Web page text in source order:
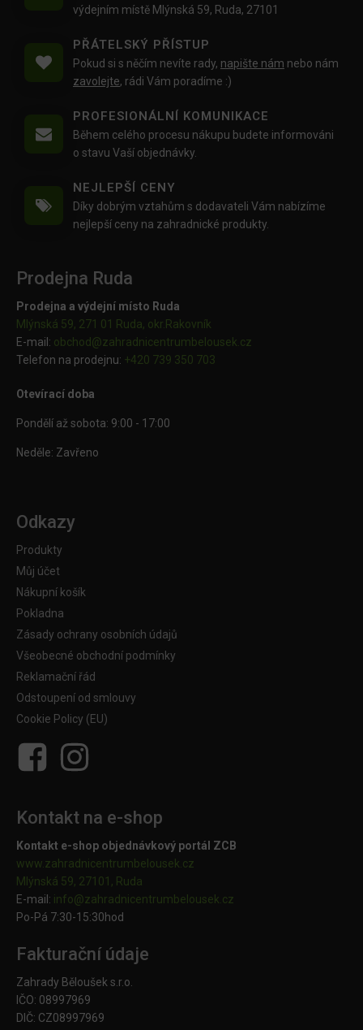
výdejním místě Mlýnská 59, Ruda, 27101
PŘÁTELSKÝ PŘÍSTUP
Pokud si s něčím nevíte rady, napište nám nebo nám
zavolejte, rádi Vám poradíme :)
PROFESIONÁLNÍ KOMUNIKACE
Během celého procesu nákupu budete informováni
o stavu Vaší objednávky.
NEJLEPŠÍ CENY
Díky dobrým vztahům s dodavateli Vám nabízíme
nejlepší ceny na zahradnické produkty.
Prodejna Ruda
Prodejna a výdejní místo Ruda
Mlýnská 59, 271 01 Ruda, okr.Rakovník
E-mail: obchod@zahradnicentrumbelousek.cz
Telefon na prodejnu: +420 739 350 703
Otevírací doba
Pondělí až sobota: 9:00 - 17:00
Neděle: Zavřeno
Odkazy
Produkty
Můj účet
Nákupní košík
Pokladna
Zásady ochrany osobních údajů
Všeobecné obchodní podmínky
Reklamační řád
Odstoupení od smlouvy
Cookie Policy (EU)
Kontakt na e-shop
Kontakt e-shop objednávkový portál ZCB
www.zahradnicentrumbelousek.cz
Mlýnská 59, 27101, Ruda
E-mail: info@zahradnicentrumbelousek.cz
Po-Pá 7:30-15:30hod
Fakturační údaje
Zahrady Běloušek s.r.o.
IČO: 08997969
DIČ: CZ08997969